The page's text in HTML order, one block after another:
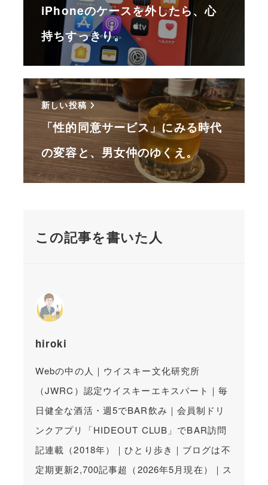
iPhoneのケースを外したら、心
持ちすっきり。
新しい投稿
「性的同意サービス」にみる時代
の変容と、男女仲のゆくえ。
この記事を書いた人
hiroki
Webの中の人｜ウイスキー文化研究所
（JWRC）認定ウイスキーエキスパート｜毎
日健全な酒活・週5でBAR飲み｜会員制ドリ
ンクアプリ「HIDEOUT CLUB」でBAR訪問
記連載（2018年）｜ひとり歩き｜ブログは不
定期更新2,700記事超（2026年5月現在）｜ス